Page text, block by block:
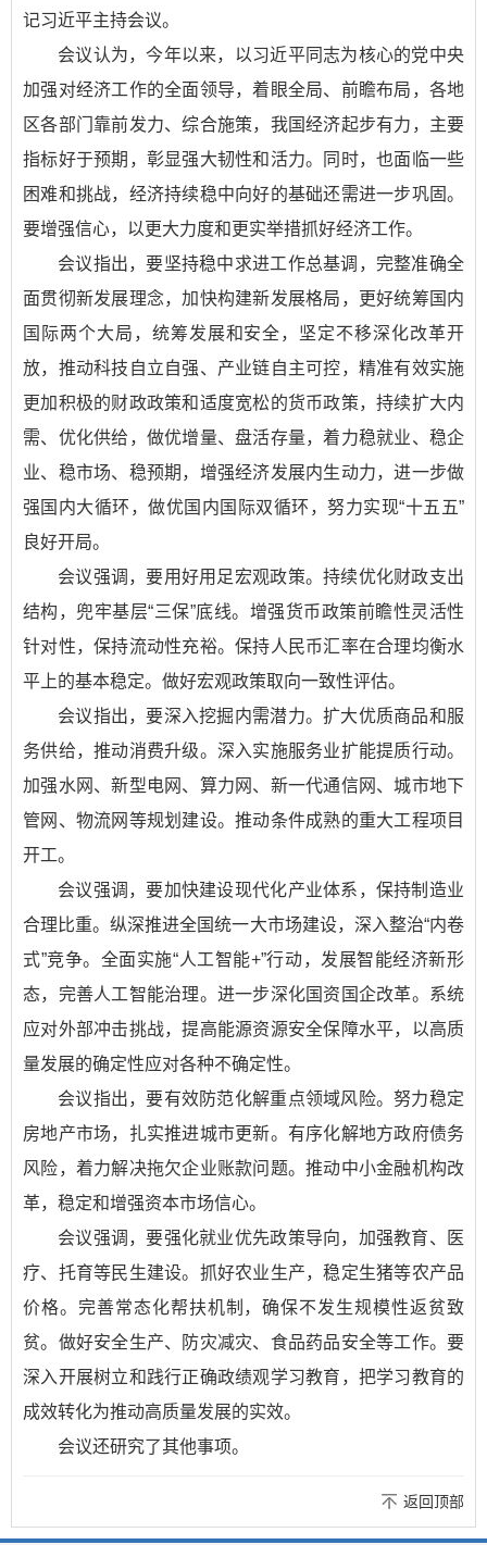
记习近平主持会议。
会议认为，今年以来，以习近平同志为核心的党中央
加强对经济工作的全面领导，着眼全局、前瞻布局，各地
区各部门靠前发力、综合施策，我国经济起步有力，主要
指标好于预期，彰显强大韧性和活力。同时，也面临一些
困难和挑战，经济持续稳中向好的基础还需进一步巩固。
要增强信心，以更大力度和更实举措抓好经济工作。
会议指出，要坚持稳中求进工作总基调，完整准确全
面贯彻新发展理念，加快构建新发展格局，更好统筹国内
国际两个大局，统筹发展和安全，坚定不移深化改革开
放，推动科技自立自强、产业链自主可控，精准有效实施
更加积极的财政政策和适度宽松的货币政策，持续扩大内
需、优化供给，做优增量、盘活存量，着力稳就业、稳企
业、稳市场、稳预期，增强经济发展内生动力，进一步做
强国内大循环，做优国内国际双循环，努力实现“十五五”
良好开局。
会议强调，要用好用足宏观政策。持续优化财政支出
结构，兜牢基层“三保”底线。增强货币政策前瞻性灵活性
针对性，保持流动性充裕。保持人民币汇率在合理均衡水
平上的基本稳定。做好宏观政策取向一致性评估。
会议指出，要深入挖掘内需潜力。扩大优质商品和服
务供给，推动消费升级。深入实施服务业扩能提质行动。
加强水网、新型电网、算力网、新一代通信网、城市地下
管网、物流网等规划建设。推动条件成熟的重大工程项目
开工。
会议强调，要加快建设现代化产业体系，保持制造业
合理比重。纵深推进全国统一大市场建设，深入整治“内卷
式”竞争。全面实施“人工智能+”行动，发展智能经济新形
态，完善人工智能治理。进一步深化国资国企改革。系统
应对外部冲击挑战，提高能源资源安全保障水平，以高质
量发展的确定性应对各种不确定性。
会议指出，要有效防范化解重点领域风险。努力稳定
房地产市场，扎实推进城市更新。有序化解地方政府债务
风险，着力解决拖欠企业账款问题。推动中小金融机构改
革，稳定和增强资本市场信心。
会议强调，要强化就业优先政策导向，加强教育、医
疗、托育等民生建设。抓好农业生产，稳定生猪等农产品
价格。完善常态化帮扶机制，确保不发生规模性返贫致
贫。做好安全生产、防灾减灾、食品药品安全等工作。要
深入开展树立和践行正确政绩观学习教育，把学习教育的
成效转化为推动高质量发展的实效。
会议还研究了其他事项。
返回顶部